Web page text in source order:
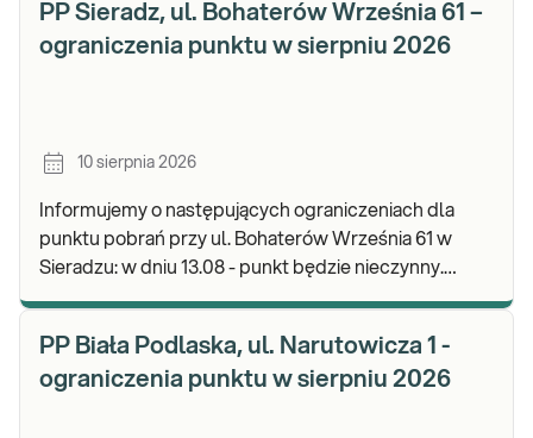
PP Sieradz, ul. Bohaterów Września 61 –
ograniczenia punktu w sierpniu 2026
10 sierpnia 2026
Informujemy o następujących ograniczeniach dla
punktu pobrań przy ul. Bohaterów Września 61 w
Sieradzu: w dniu 13.08 - punkt będzie nieczynny.
PP Biała Podlaska, ul. Narutowicza 1 -
ograniczenia punktu w sierpniu 2026